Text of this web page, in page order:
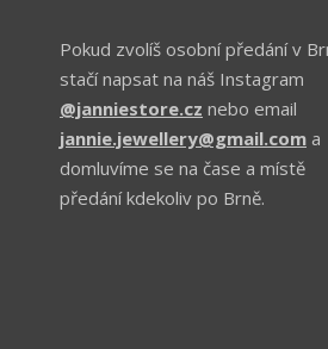
Pokud zvolíš osobní předání v
stačí napsat na náš Instagram
@janniestore.cz nebo email
jannie.jewellery@gmail.com a
domluvíme se na čase a místě
předání kdekoliv po Brně.